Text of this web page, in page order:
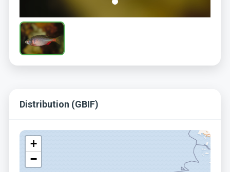
Distribution (GBIF)
+
−